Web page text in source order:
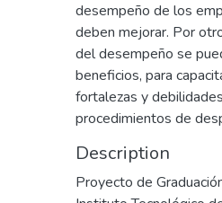
desempeño de los
deben mejorar. Por
del desempeño se
beneficios, para
fortalezas y
procedimientos de
Description
Proyecto de